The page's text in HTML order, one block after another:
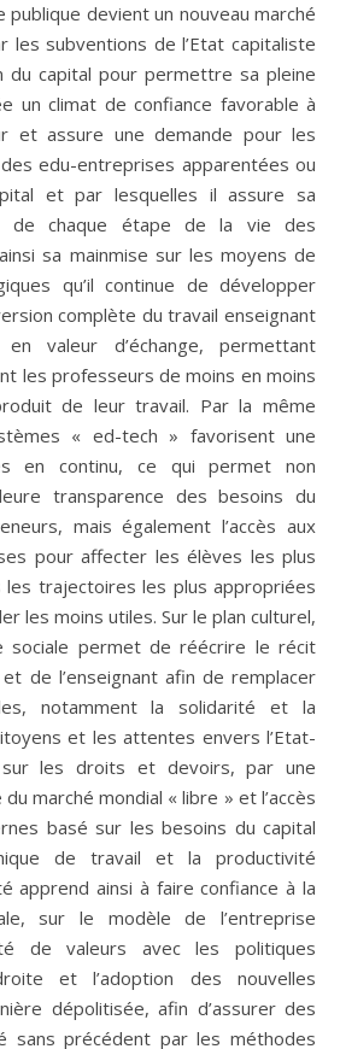
publique devient un nouveau marché
les subventions de l’Etat capitaliste
du capital pour permettre sa pleine
un climat de confiance favorable à
et assure une demande pour les
edu-entreprises apparentées ou
et par lesquelles il assure sa
de chaque étape de la vie des
sa mainmise sur les moyens de
qu’il continue de développer
complète du travail enseignant
valeur d’échange, permettant
les professeurs de moins en moins
de leur travail. Par la même
« ed-tech » favorisent une
en continu, ce qui permet non
transparence des besoins du
mais également l’accès aux
pour affecter les élèves les plus
les trajectoires les plus appropriées
les moins utiles. Sur le plan culturel,
sociale permet de réécrire le récit
de l’enseignant afin de remplacer
notamment la solidarité et la
et les attentes envers l’Etat-
sur les droits et devoirs, par une
marché mondial « libre » et l’accès
basé sur les besoins du capital
de travail et la productivité
apprend ainsi à faire confiance à la
sur le modèle de l’entreprise
de valeurs avec les politiques
et l’adoption des nouvelles
dépolitisée, afin d’assurer des
sans précédent par les méthodes